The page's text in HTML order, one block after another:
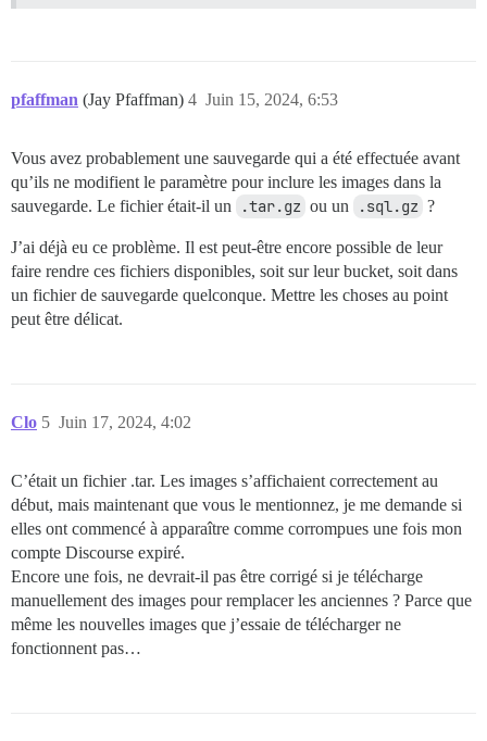
pfaffman (Jay Pfaffman) Juin 15, 2024, 6:53
4
Vous avez probablement une sauvegarde qui a été effectuée avant
qu’ils ne modifient le paramètre pour inclure les images dans la
sauvegarde. Le fichier était-il un
.tar.gz ou un .sql.gz ?
J’ai déjà eu ce problème. Il est peut-être encore possible de leur
faire rendre ces fichiers disponibles, soit sur leur bucket, soit dans
un fichier de sauvegarde quelconque. Mettre les choses au point
peut être délicat.
Clo Juin 17, 2024, 4:02
5
C’était un fichier .tar. Les images s’affichaient correctement au
début, mais maintenant que vous le mentionnez, je me demande si
elles ont commencé à apparaître comme corrompues une fois mon
compte Discourse expiré.
Encore une fois, ne devrait-il pas être corrigé si je télécharge
manuellement des images pour remplacer les anciennes ? Parce que
même les nouvelles images que j’essaie de télécharger ne
fonctionnent pas…